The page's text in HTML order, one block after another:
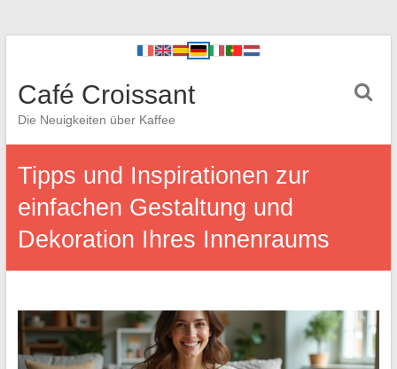
Café Croissant
Die Neuigkeiten über Kaffee
Tipps und Inspirationen zur
einfachen Gestaltung und
Dekoration Ihres Innenraums